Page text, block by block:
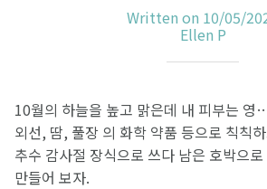
Written on 10/05/
Ellen P
10월의 하늘을 높고 맑은데 내 피부는
외선, 땀, 풀장 의 화학 약품 등으로 칙칙
추수 감사절 장식으로 쓰다 남은 호박으
만들어 보자.